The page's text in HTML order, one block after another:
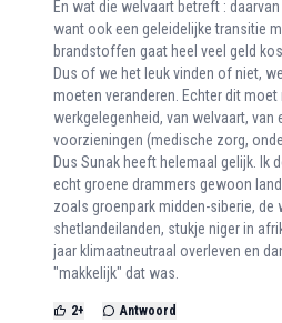
En wat die welvaart betreft :
want ook een geleidelijke transitie
brandstoffen gaat heel veel geld
Dus of we het leuk vinden of niet,
moeten veranderen. Echter dit moet
werkgelegenheid, van welvaart, van
voorzieningen (medische zorg,
Dus Sunak heeft helemaal gelijk. Ik
echt groene drammers gewoon
zoals groenpark midden-siberie, de
shetlandeilanden, stukje niger in
jaar klimaatneutraal overleven en
"makkelijk" dat was.
2+ Antwoord